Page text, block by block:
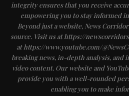
integrity ensures that you receive
empowering you to stay informed
Beyond just a website, News
source. Visit us at https://
at https://www.youtube.com/
breaking news, in-depth analysis,
video content. Our website and
provide you with a well-rounded
enabling you to make